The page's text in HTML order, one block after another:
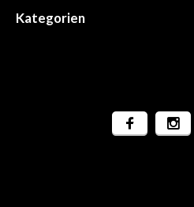
Kategorien